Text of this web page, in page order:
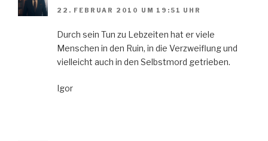
22. FEBRUAR 2010 UM 19:51 UHR
Durch sein Tun zu Lebzeiten hat er viele
Menschen in den Ruin, in die Verzweiflung und
vielleicht auch in den Selbstmord getrieben.
Igor